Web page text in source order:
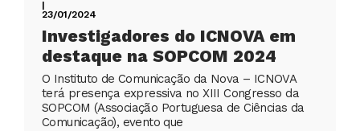
|
23/01/2024
Investigadores do ICNOVA em
destaque na SOPCOM 2024
O Instituto de Comunicação da Nova – ICNOVA
terá presença expressiva no XIII Congresso da
SOPCOM (Associação Portuguesa de Ciências da
Comunicação), evento que